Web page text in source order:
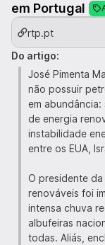
em Portugal
rtp.pt
Do artigo:
José Pimenta
não possuir
em
de energia
instabilidade
entre os EUA,
O presidente
renováveis foi
intensa chuva
albufeiras
todas. Aliás,